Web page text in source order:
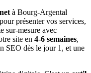
à Bourg-Argental
présenter vos services,
sur-mesure avec
site en 4-6 semaines,
SEO dès le jour 1, et une